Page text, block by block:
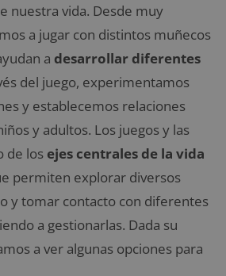
nuestra vida. Desde muy
a jugar con distintos muñecos
a desarrollar diferentes
del juego, experimentamos
y establecemos relaciones
y adultos. Los juegos y las
de los ejes centrales de la vida
permiten explorar diversos
y tomar contacto con diferentes
a gestionarlas. Dada su
a ver algunas opciones para